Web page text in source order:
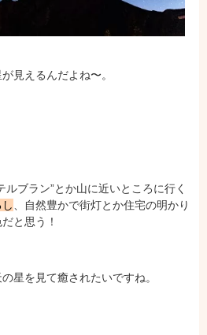
見えるんだよね〜。
ブラン”とか山に近いところに行く
、自然豊かで街灯とか住宅の明かり
と思う！
星を見て癒されたいですね。